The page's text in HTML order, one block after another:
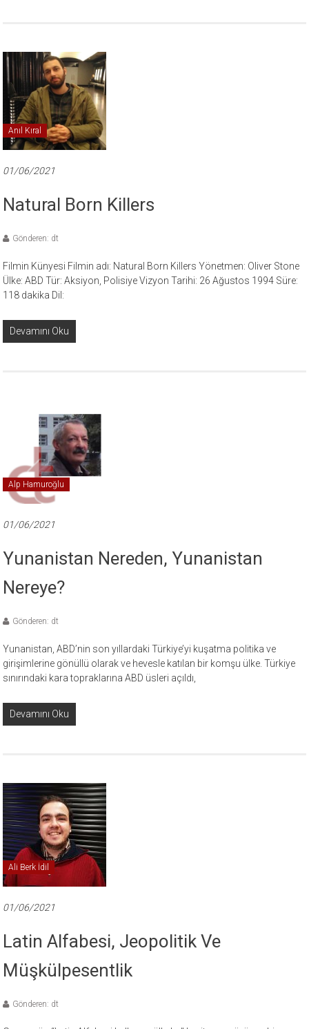
Anıl Kıral
01/06/2021
Natural Born Killers
Gönderen: dt
Filmin Künyesi Filmin adı: Natural Born Killers Yönetmen: Oliver Stone
Ülke: ABD Tür: Aksiyon, Polisiye Vizyon Tarihi: 26 Ağustos 1994 Süre:
118 dakika Dil:
Devamını Oku
Alp Hamuroğlu
01/06/2021
Yunanistan Nereden, Yunanistan
Nereye?
Gönderen: dt
Yunanistan, ABD’nin son yıllardaki Türkiye’yi kuşatma politika ve
girişimlerine gönüllü olarak ve hevesle katılan bir komşu ülke. Türkiye
sınırındaki kara topraklarına ABD üsleri açıldı,
Devamını Oku
Ali Berk İdil
01/06/2021
Latin Alfabesi, Jeopolitik Ve
Müşkülpesentlik
Gönderen: dt